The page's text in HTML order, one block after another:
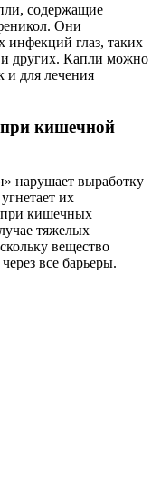
содержащие
Они
инфекций глаз, таких
и других. Капли можно
и для лечения
кишечной
нарушает выработку
их
при кишечных
тяжелых
вещество
все барьеры.